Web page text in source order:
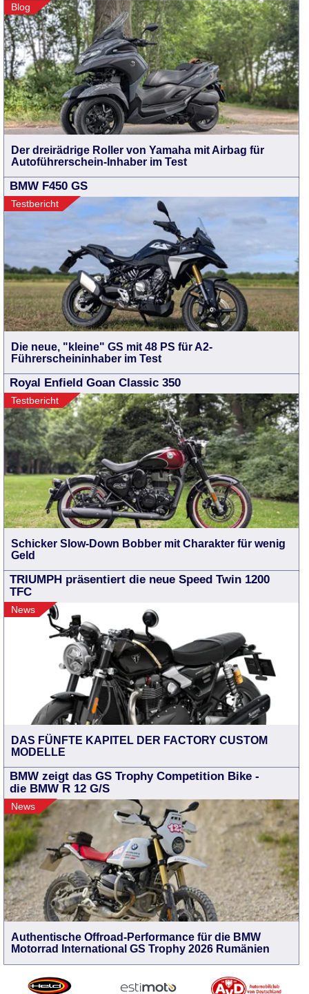
Blog
Der dreirädrige Roller von Yamaha mit Airbag für
Autoführerschein-Inhaber im Test
BMW F450 GS
Testbericht
Die neue, "kleine" GS mit 48 PS für A2-
Führerscheininhaber im Test
Royal Enfield Goan Classic 350
Testbericht
Schicker Slow-Down Bobber mit Charakter für wenig
Geld
TRIUMPH präsentiert die neue Speed Twin 1200
TFC
News
DAS FÜNFTE KAPITEL DER FACTORY CUSTOM
MODELLE
BMW zeigt das GS Trophy Competition Bike -
die BMW R 12 G/S
News
Authentische Offroad-Performance für die BMW
Motorrad International GS Trophy 2026 Rumänien